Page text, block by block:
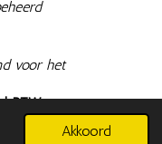
Akkoord
voor het
BTW